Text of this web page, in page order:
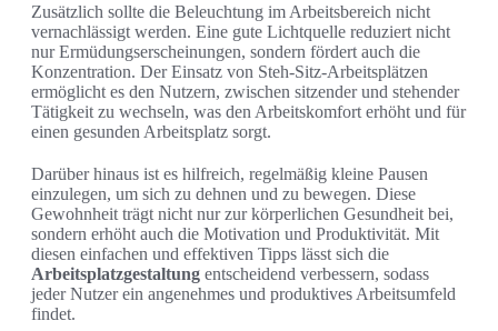
Zusätzlich sollte die Beleuchtung im Arbeitsbereich nicht
vernachlässigt werden. Eine gute Lichtquelle reduziert nicht
nur Ermüdungserscheinungen, sondern fördert auch die
Konzentration. Der Einsatz von Steh-Sitz-Arbeitsplätzen
ermöglicht es den Nutzern, zwischen sitzender und stehender
Tätigkeit zu wechseln, was den Arbeitskomfort erhöht und für
einen gesunden Arbeitsplatz sorgt.
Darüber hinaus ist es hilfreich, regelmäßig kleine Pausen
einzulegen, um sich zu dehnen und zu bewegen. Diese
Gewohnheit trägt nicht nur zur körperlichen Gesundheit bei,
sondern erhöht auch die Motivation und Produktivität. Mit
diesen einfachen und effektiven Tipps lässt sich die
Arbeitsplatzgestaltung entscheidend verbessern, sodass
jeder Nutzer ein angenehmes und produktives Arbeitsumfeld
findet.